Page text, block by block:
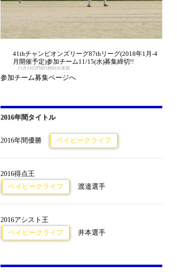
41thチャンピオンズリーグ87thリーグ(2018年1月-4
月開催予定)参加チーム11/15(水)募集締切!!
11月14日PM01時06分更新
参加チーム募集ページへ
2016年間タイトル
2016年間優勝 ベイビークライフ
2016得点王
ベイビークライフ
渡邉選手
2016アシスト王
ベイビークライフ
井本選手